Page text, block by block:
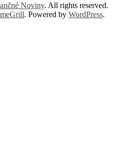
Noviny. All rights reserved.
. Powered by WordPress.